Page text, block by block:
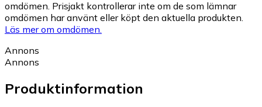
omdömen. Prisjakt kontrollerar inte om de som lämnar
omdömen har använt eller köpt den aktuella produkten.
Läs mer om omdömen.
Annons
Annons
Produktinformation